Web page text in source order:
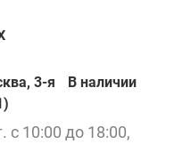
3-я
В наличии
с 10:00 до 18:00,